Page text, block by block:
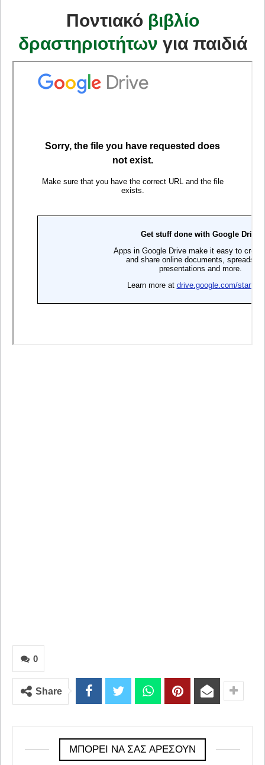
Ποντιακό βιβλίο
δραστηριοτήτων για παιδιά
0
Share
ΜΠΟΡΕΊ ΝΑ ΣΑΣ ΑΡΈΣΟΥΝ